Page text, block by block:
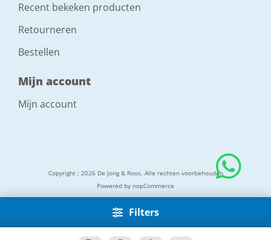
Filters
Recent bekeken producten
Retourneren
Bestellen
Mijn account
Mijn account
Copyright ; 2026 De Jong & Roos. Alle rechten voorbehouden
Powered by nopCommerce